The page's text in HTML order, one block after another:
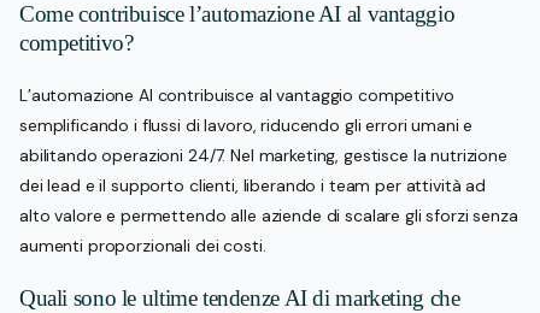
Come contribuisce l’automazione AI al vantaggio
competitivo?
L’automazione AI contribuisce al vantaggio competitivo
semplificando i flussi di lavoro, riducendo gli errori umani e
abilitando operazioni 24/7. Nel marketing, gestisce la nutrizione
dei lead e il supporto clienti, liberando i team per attività ad
alto valore e permettendo alle aziende di scalare gli sforzi senza
aumenti proporzionali dei costi.
Quali sono le ultime tendenze AI di marketing che